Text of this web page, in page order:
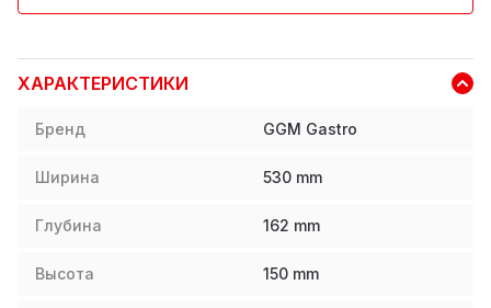
ХАРАКТЕРИСТИКИ
Бренд GGM Gastro
Ширина 530 mm
Глубина 162 mm
Высота 150 mm